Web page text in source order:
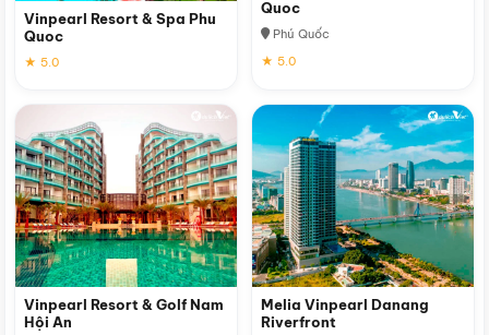
Vinpearl Resort & Spa Phu
Quoc
★ 5.0
Quoc
Phú Quốc
★ 5.0
Vinpearl Resort & Golf Nam
Hội An
Melia Vinpearl Danang
Riverfront